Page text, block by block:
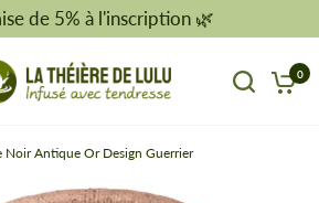
de 5% à l'inscription 🌿
0
Noir Antique Or Design Guerrier